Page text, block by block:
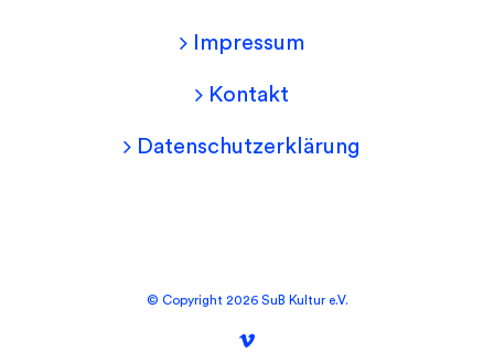
Impressum
Kontakt
Datenschutzerklärung
© Copyright 2026 SuB Kultur e.V.
Vimeo